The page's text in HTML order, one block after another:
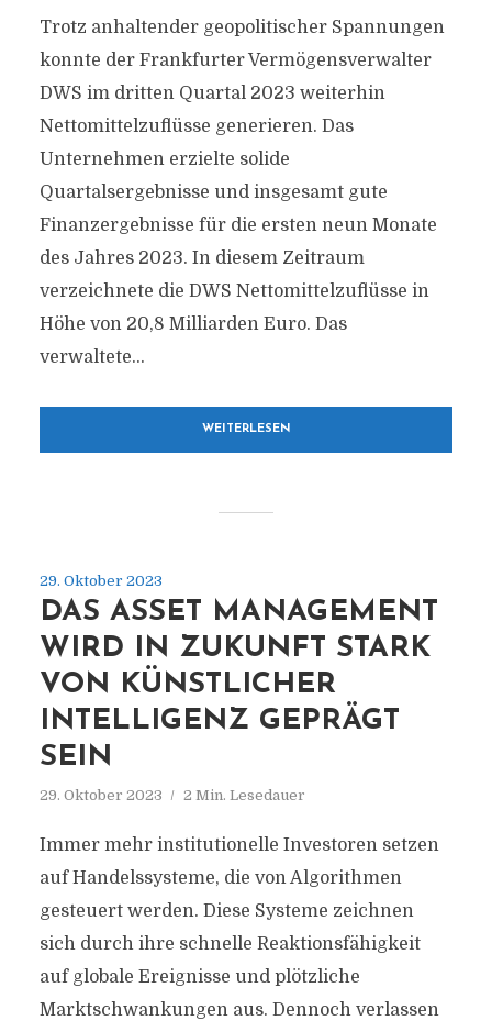
Trotz anhaltender geopolitischer Spannungen
konnte der Frankfurter Vermögensverwalter
DWS im dritten Quartal 2023 weiterhin
Nettomittelzuflüsse generieren. Das
Unternehmen erzielte solide
Quartalsergebnisse und insgesamt gute
Finanzergebnisse für die ersten neun Monate
des Jahres 2023. In diesem Zeitraum
verzeichnete die DWS Nettomittelzuflüsse in
Höhe von 20,8 Milliarden Euro. Das
verwaltete...
WEITERLESEN
29. Oktober 2023
DAS ASSET MANAGEMENT
WIRD IN ZUKUNFT STARK
VON KÜNSTLICHER
INTELLIGENZ GEPRÄGT
SEIN
29. Oktober 2023 2 Min. Lesedauer
Immer mehr institutionelle Investoren setzen
auf Handelssysteme, die von Algorithmen
gesteuert werden. Diese Systeme zeichnen
sich durch ihre schnelle Reaktionsfähigkeit
auf globale Ereignisse und plötzliche
Marktschwankungen aus. Dennoch verlassen